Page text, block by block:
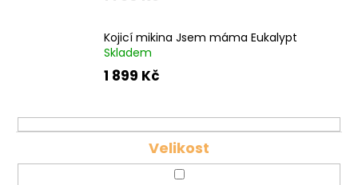
Kojicí mikina Jsem máma Eukalypt
Skladem
1 899 Kč
Velikost